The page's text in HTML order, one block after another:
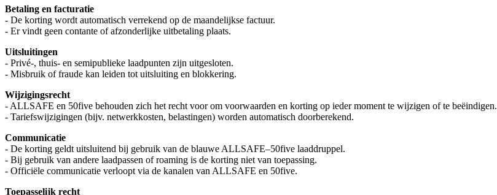
Betaling en facturatie
- De korting wordt automatisch verrekend op de maandelijkse factuur.
- Er vindt geen contante of afzonderlijke uitbetaling plaats.
Uitsluitingen
- Privé-, thuis- en semipublieke laadpunten zijn uitgesloten.
- Misbruik of fraude kan leiden tot uitsluiting en blokkering.
Wijzigingsrecht
- ALLSAFE en 50five behouden zich het recht voor om voorwaarden en korting op ieder moment te wijzigen of te beëindigen.
- Tariefswijzigingen (bijv. netwerkkosten, belastingen) worden automatisch doorberekend.
Communicatie
- De korting geldt uitsluitend bij gebruik van de blauwe ALLSAFE–50five laaddruppel.
- Bij gebruik van andere laadpassen of roaming is de korting niet van toepassing.
- Officiële communicatie verloopt via de kanalen van ALLSAFE en 50five.
Toepasselijk recht